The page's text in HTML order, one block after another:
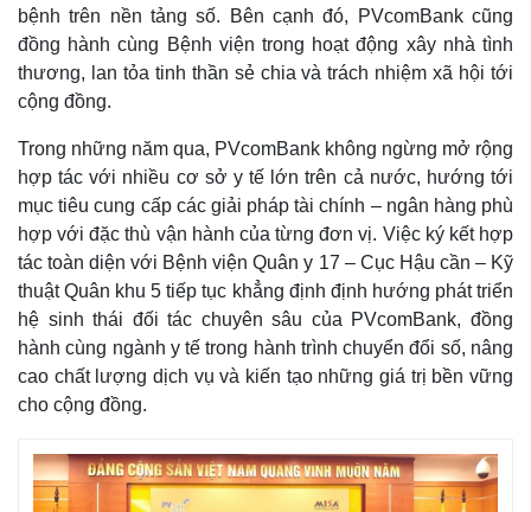
Kinh tế
Bất động sản
Khởi nghiệp
Thị trường
Giá vàng
Tiêu dùng
Giá cà phê
bệnh trên nền tảng số. Bên cạnh đó, PVcomBank cũng
đồng hành cùng Bệnh viện trong hoạt động xây nhà tình
thương, lan tỏa tinh thần sẻ chia và trách nhiệm xã hội tới
cộng đồng.
Trong những năm qua, PVcomBank không ngừng mở rộng
hợp tác với nhiều cơ sở y tế lớn trên cả nước, hướng tới
mục tiêu cung cấp các giải pháp tài chính – ngân hàng phù
hợp với đặc thù vận hành của từng đơn vị. Việc ký kết hợp
tác toàn diện với Bệnh viện Quân y 17 – Cục Hậu cần – Kỹ
thuật Quân khu 5 tiếp tục khẳng định định hướng phát triển
hệ sinh thái đối tác chuyên sâu của PVcomBank, đồng
hành cùng ngành y tế trong hành trình chuyển đổi số, nâng
cao chất lượng dịch vụ và kiến tạo những giá trị bền vững
cho cộng đồng.